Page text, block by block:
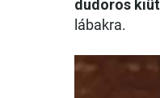
dudoros
lábakra.